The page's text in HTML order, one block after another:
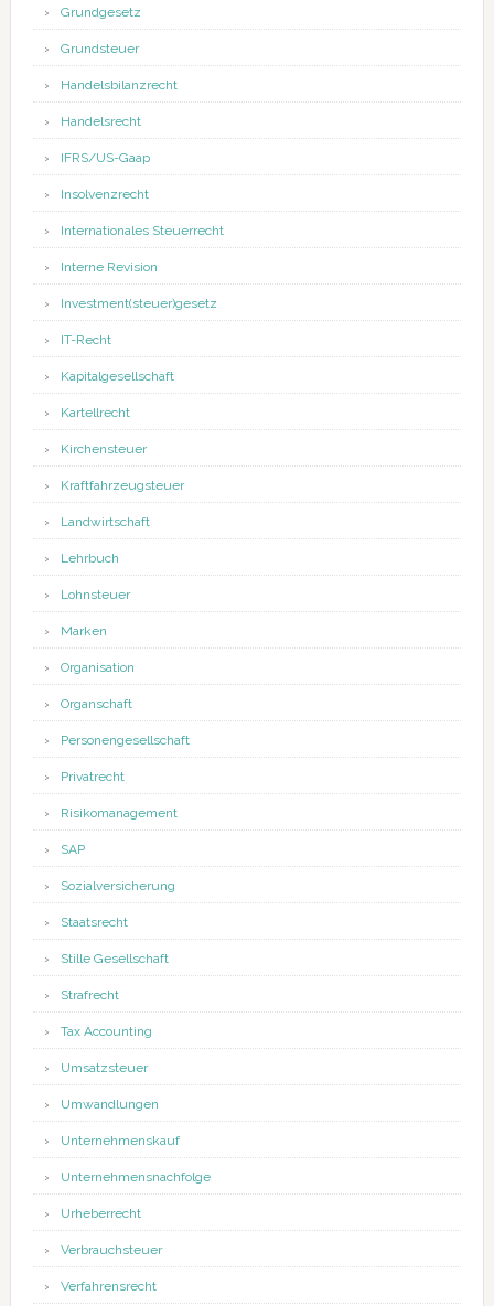
Grundgesetz
Grundsteuer
Handelsbilanzrecht
Handelsrecht
IFRS/US-Gaap
Insolvenzrecht
Internationales Steuerrecht
Interne Revision
Investment(steuer)gesetz
IT-Recht
Kapitalgesellschaft
Kartellrecht
Kirchensteuer
Kraftfahrzeugsteuer
Landwirtschaft
Lehrbuch
Lohnsteuer
Marken
Organisation
Organschaft
Personengesellschaft
Privatrecht
Risikomanagement
SAP
Sozialversicherung
Staatsrecht
Stille Gesellschaft
Strafrecht
Tax Accounting
Umsatzsteuer
Umwandlungen
Unternehmenskauf
Unternehmensnachfolge
Urheberrecht
Verbrauchsteuer
Verfahrensrecht